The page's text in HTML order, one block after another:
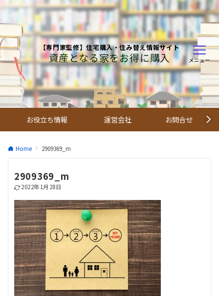
【専門家監修】住宅購入・住み替え情報サイト
資産となる家をお得に購入 メニュー
お役立ち情報 運営会社 お問合せ
Home 2909369_m
2909369_m
2022年1月28日